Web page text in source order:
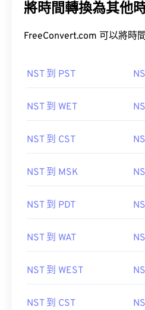
將時間轉換為其他
FreeConvert.com 可以將時
NST 到 PST
NST 到 WET
NST 到 CST
NST 到 MSK
NST 到 PDT
NST 到 WAT
NST 到 WEST
NST 到 CST